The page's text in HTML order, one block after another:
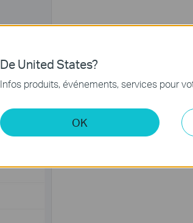
De United States?
Infos produits, événements, services pour
OK